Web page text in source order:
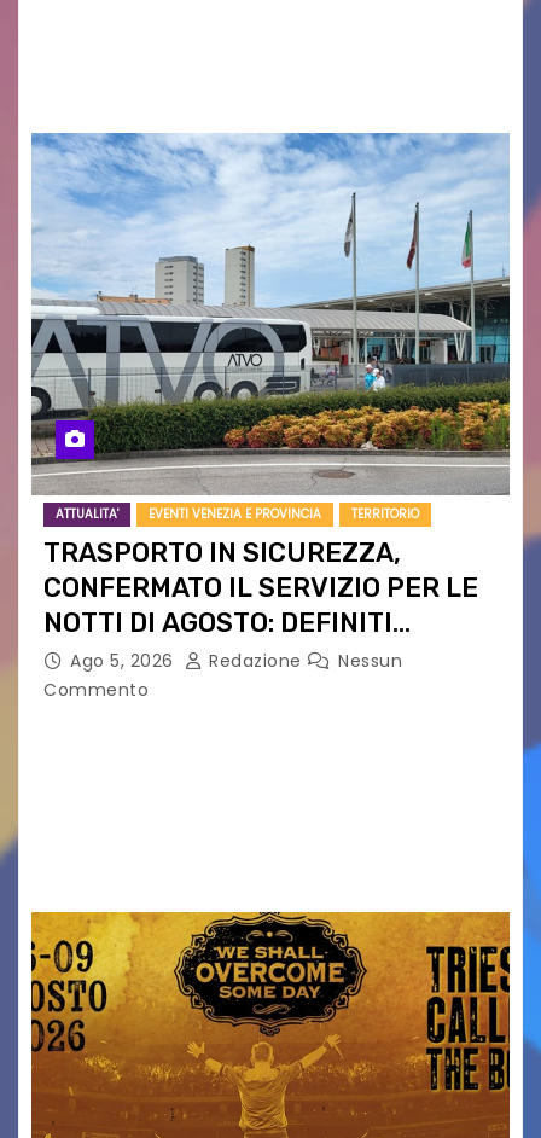
ATTUALITA' EVENTI VENEZIA E PROVINCIA TERRITORIO
TRASPORTO IN SICUREZZA,
CONFERMATO IL SERVIZIO PER LE
NOTTI DI AGOSTO: DEFINITI
PERCORSI, FERMATE E ORARIO
Ago 5, 2026 Redazione
Nessun
Commento